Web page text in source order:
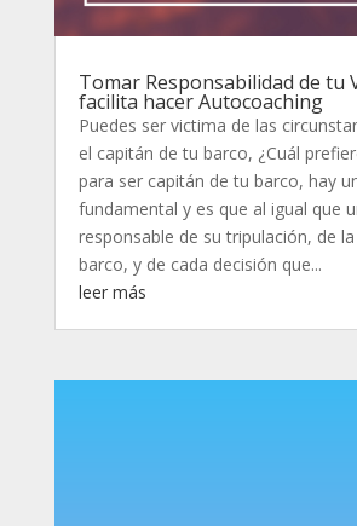
Tomar Responsabilidad de tu
facilita hacer Autocoaching
Puedes ser victima de las
el capitán de tu barco, ¿Cuál
para ser capitán de tu barco, hay
fundamental y es que al igual que
responsable de su tripulación, de
barco, y de cada decisión que...
leer más